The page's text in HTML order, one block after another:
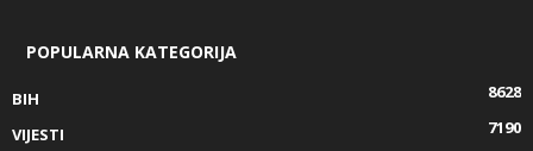
POPULARNA KATEGORIJA
BIH
8628
VIJESTI
7190